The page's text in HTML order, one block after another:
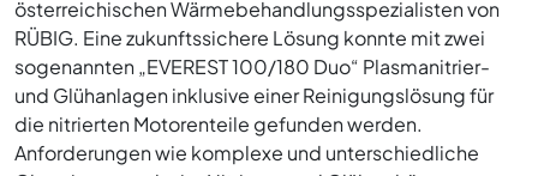
österreichischen Wärmebehandlungsspezialisten von
RÜBIG. Eine zukunftssichere Lösung konnte mit zwei
sogenannten „EVEREST 100/180 Duo“ Plasmanitrier-
und Glühanlagen inklusive einer Reinigungslösung für
die nitrierten Motorenteile gefunden werden.
Anforderungen wie komplexe und unterschiedliche